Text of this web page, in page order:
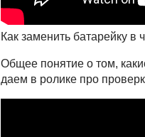
Как заменить батарейку в
Общее понятие о том,
даем в ролике про